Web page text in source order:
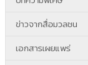
ข่าวจากสื่อมวลชน
เอกสารเผยแพร่